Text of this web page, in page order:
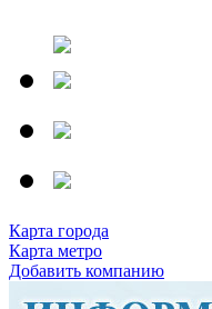
Карта города
Карта метро
Добавить компанию